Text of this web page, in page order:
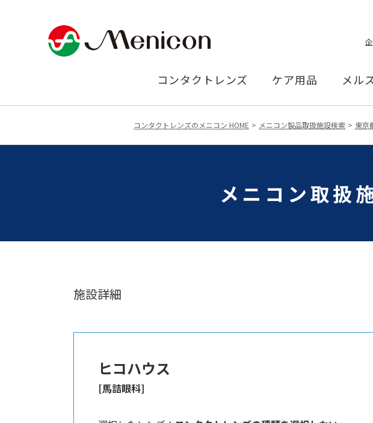
コンタクトレンズ ケア用品 メル
コンタクトレンズのメニコン HOME メニコン製品取扱施設検索 東京
メニコン取扱
施設詳細
ヒコハウス
[馬詰眼科]